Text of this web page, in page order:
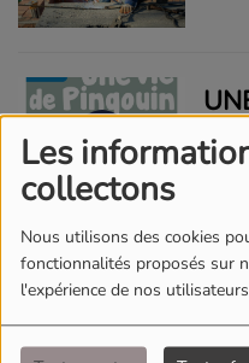
Les
collectons
Nous utilisons des cookies
fonctionnalités proposés sur
l'expérience de nos
À
LE